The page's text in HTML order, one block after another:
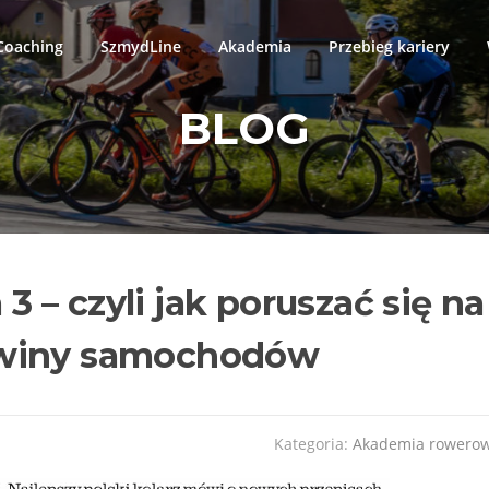
SzmydLine Akademia Przebieg kariery
BLOG
– czyli jak poruszać się na
samochodów
Kategoria: Akademia